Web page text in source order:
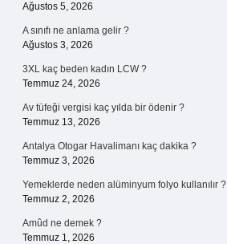
Ağustos 5, 2026
A sınıfı ne anlama gelir ?
Ağustos 3, 2026
3XL kaç beden kadın LCW ?
Temmuz 24, 2026
Av tüfeği vergisi kaç yılda bir ödenir ?
Temmuz 13, 2026
Antalya Otogar Havalimanı kaç dakika ?
Temmuz 3, 2026
Yemeklerde neden alüminyum folyo kullanılır ?
Temmuz 2, 2026
Amûd ne demek ?
Temmuz 1, 2026